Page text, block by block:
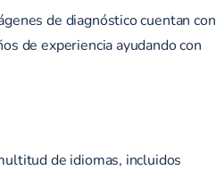
de diagnóstico cuentan con
de experiencia ayudando con
de idiomas, incluidos